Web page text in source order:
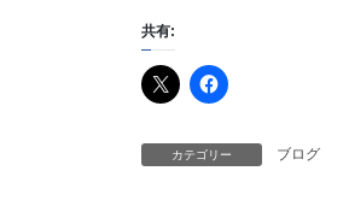
共有:
カテゴリー ブログ